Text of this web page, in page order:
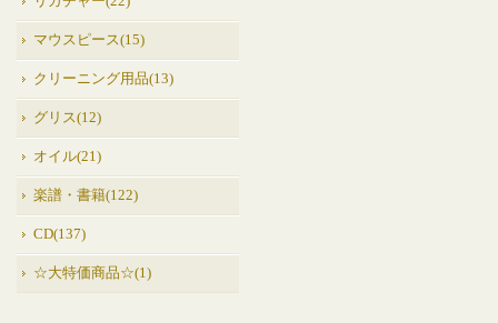
マウスピース(15)
クリーニング用品(13)
グリス(12)
オイル(21)
楽譜・書籍(122)
CD(137)
☆大特価商品☆(1)